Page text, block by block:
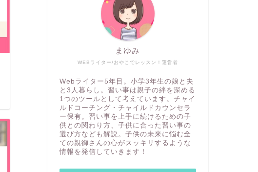
【3校徹底比較】小学生向けプログ
ラミングスクール【いっぱいありす
ぎて困っている人必見】
2020年8月20日
プログラミング
WEBライター/おやこでレッスン！運営者
まゆみ
Webライター5年目。小学3年生の娘と夫
と3人暮らし。習い事は親子の絆を深める
1つのツールとして考えています。チャイ
ルドコーチング・チャイルドカウンセラ
ー保有。習い事を上手に続けるための子
供との関わり方、子供に合った習い事の
選び方なども解説。子供の未来に悩む全
ての親御さんの心がスッキリするような
情報を発信していきます！